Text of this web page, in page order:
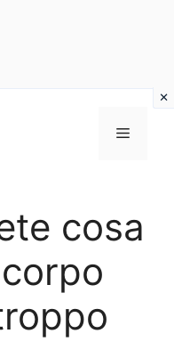
MENU
cosa